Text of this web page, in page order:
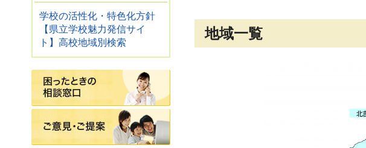
学校の活性化・特色化方針
【県立学校魅力発信サイ
ト】高校地域別検索
困ったときの相談窓口
地域一覧